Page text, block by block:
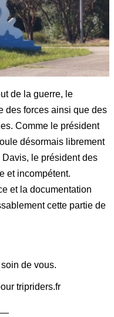
de la guerre, le
des forces ainsi que des
Comme le président
désormais librement
Davis, le président des
et incompétent.
et la documentation
cette partie de
de vous.
tripriders.fr